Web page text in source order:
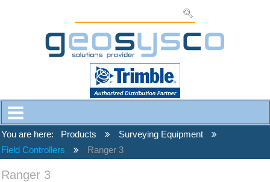
You are here: Products
Surveying Equipment
Field Controllers
Ranger 3
Ranger 3